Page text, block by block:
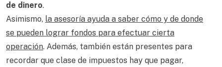
de dinero.
Asimismo, la asesoría ayuda a saber cómo y de donde
se pueden lograr fondos para efectuar cierta
operación. Además, también están presentes para
recordar que clase de impuestos hay que pagar,